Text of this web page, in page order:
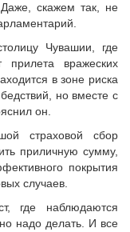
скажем так, не
Чувашии, где
вражеских
в зоне риска
но вместе с
он.
страховой сбор
приличную сумму,
покрытия
случаев.
где наблюдаются
надо делать. И все